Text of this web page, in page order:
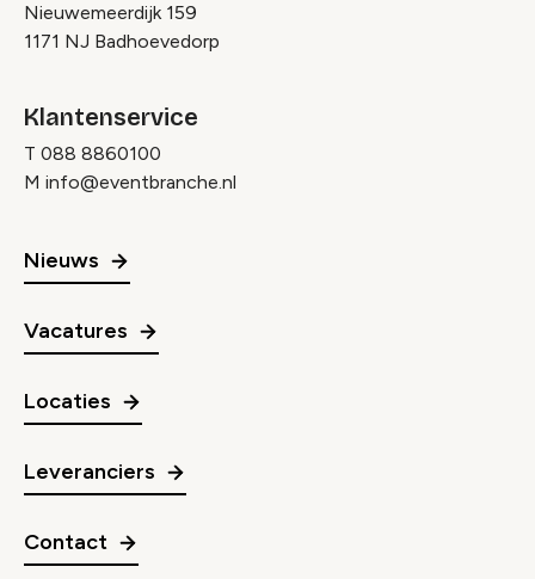
Nieuwemeerdijk 159
1171 NJ Badhoevedorp
Klantenservice
T 088 8860100
M info@eventbranche.nl
Nieuws
Vacatures
Locaties
Leveranciers
Contact